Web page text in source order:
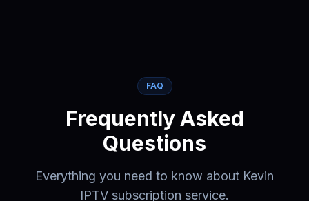
FAQ
Frequently Asked
Questions
Everything you need to know about Kevin
IPTV subscription service.